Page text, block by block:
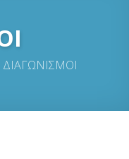
ΔΙΑΓΩΝΙΣΜΟΙ